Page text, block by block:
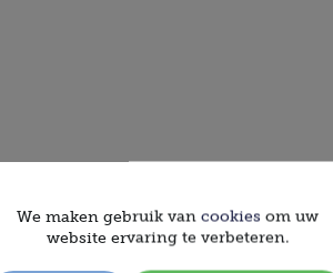
We maken gebruik van cookies om uw
website ervaring te verbeteren.